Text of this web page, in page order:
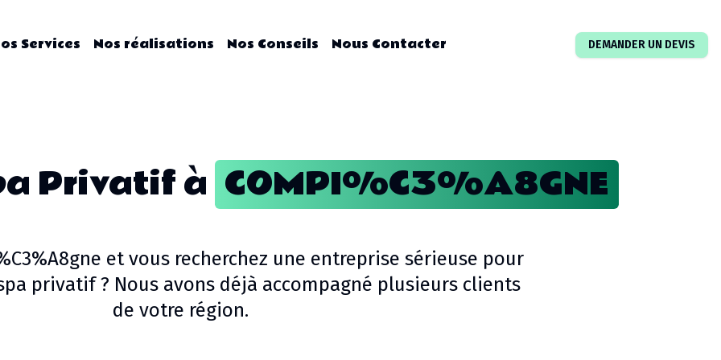
Services Nos réalisations Nos Conseils Nous Contacter DEMANDER UN DEVIS
Privatifà COMPI%C3%A8GNE
et vous recherchez une entreprise sérieuse pour
privatif? Nous avons déjà accompagné plusieurs clients
de votre région.